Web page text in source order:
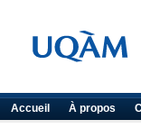
Accueil À propos